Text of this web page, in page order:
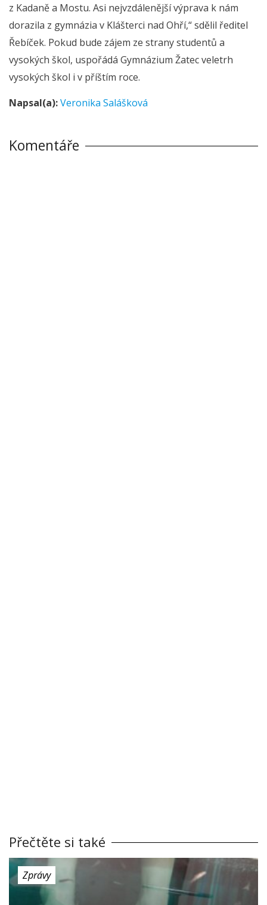
z Kadaně a Mostu. Asi nejvzdálenější výprava k nám
dorazila z gymnázia v Klášterci nad Ohří,“ sdělil ředitel
Řebíček. Pokud bude zájem ze strany studentů a
vysokých škol, uspořádá Gymnázium Žatec veletrh
vysokých škol i v příštím roce.
Napsal(a):Veronika Salášková
Komentáře
Přečtěte si také
Zprávy